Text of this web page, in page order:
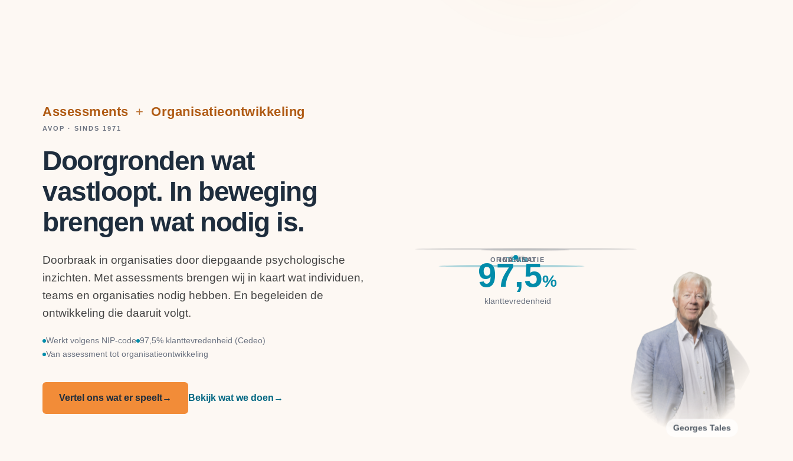
Assessments + Organisatieontwikkeling
AVOP · SINDS 1971
Doorgronden wat
vastloopt. In beweging
brengen wat nodig is.
Doorbraak in organisaties door diepgaande psychologische
inzichten. Met assessments brengen wij in kaart wat individuen,
teams en organisaties nodig hebben. En begeleiden de
ontwikkeling die daaruit volgt.
Werkt volgens NIP-code 97,5% klanttevredenheid (Cedeo)
Van assessment tot organisatieontwikkeling
Vertel ons wat er speelt→ Bekijk wat we doen →
ORGANISATIE
TEAM
INDIVIDU
Georges Tales
97,5%
klanttevredenheid